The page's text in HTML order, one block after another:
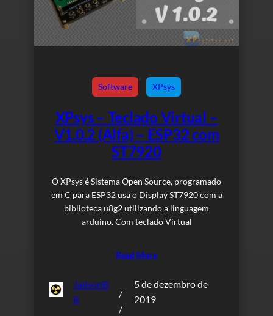
Software XPsys
XPsys – Teclado Virtual –
V1.0.2 (Alfa) – ESP32 com
ST7920
O XPsys é Sistema Open Source, programado
em C para ESP32 usa o Display ST7920 com a
biblioteca u8g2 utilizando a linguagem
arduino. Com teclado Virtual
Read More
JailsonB
R
/
/
5 de dezembro de
2019